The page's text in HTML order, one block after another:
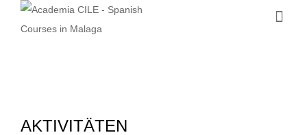
AKTIVITÄTEN